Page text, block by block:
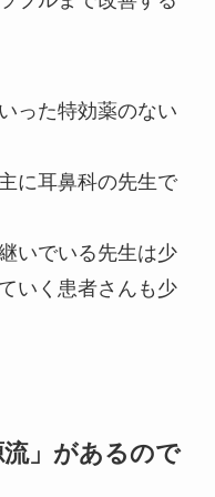
った特効薬のない
に耳鼻科の先生で
いでいる先生は少
いく患者さんも少
」があるので